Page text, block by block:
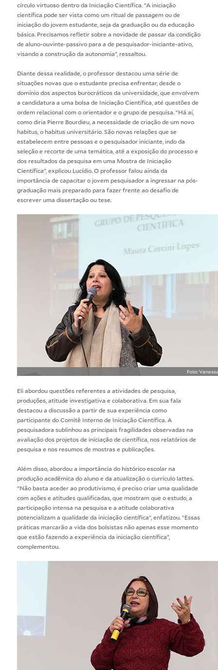
círculo virtuoso dentro da Iniciação Científica. “A iniciação
científica pode ser vista como um ritual de passagem ou de
iniciação do jovem estudante, seja da graduação ou da educação
básica. Precisamos refletir sobre a novidade de passar da condição
de aluno-ouvinte-passivo para a de pesquisador-iniciante-ativo,
visando a construção da autonomia”, ressaltou.
Diante dessa realidade, o professor destacou uma série de
situações novas que o estudante precisa enfrentar, desde o
domínio dos aspectos burocráticos da universidade, que envolvem
a candidatura a uma bolsa de Iniciação Científica, até questões de
ordem relacional com o orientador e o grupo de pesquisa. “Há aí,
como diria Pierre Bourdieu, a necessidade de criação de um novo
habitus, o habitus universitário. São novas relações que se
estabelecem entre pessoas e o pesquisador iniciante, indo da
seleção e recorte de uma temática, até a exposição do processo e
dos resultados da pesquisa em uma Mostra de Iniciação
Científica”, explicou Lucídio. O professor falou ainda da
importância de capacitar o jovem pesquisador a ingressar na pós-
graduação mais preparado para fazer frente ao desafio de
escrever uma dissertação ou tese.
Foto:
Eli abordou questões referentes a atividades de pesquisa,
produções, atitude investigativa e colaborativa. Em sua fala
destacou a discussão a partir de sua experiência como
participante do Comitê Interno de Iniciação Científica. A
pesquisadora sublinhou as principais fragilidades observadas na
avaliação dos projetos de iniciação de científica, nos relatórios de
pesquisa e nos resumos de mostras e publicações.
Além disso, abordou a importância do histórico escolar na
produção acadêmica do aluno e da atualização o currículo lattes.
“Não basta aceder ao produtivismo, é preciso criar uma qualidade
com ações e atitudes qualificadas, que mostram que o estudo, a
participação intensa na pesquisa e a atitude colaborativa
potencializam a qualidade da iniciação científica”, enfatizou. “Essas
práticas marcarão a vida dos bolsistas não apenas esse momento
que estão fazendo a experiência da iniciação científica”,
complementou.